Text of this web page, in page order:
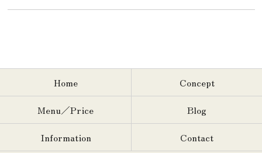
Home
Concept
Menu／Price
Blog
Information
Contact